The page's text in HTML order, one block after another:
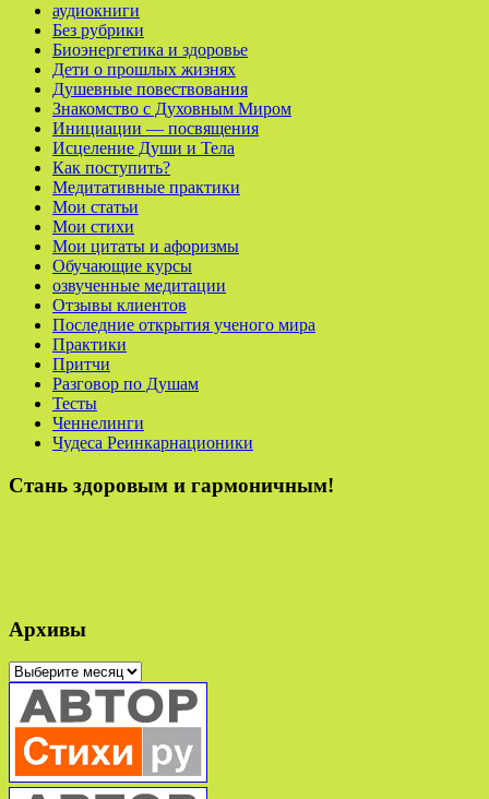
аудиокниги
Без рубрики
Биоэнергетика и здоровье
Дети о прошлых жизнях
Душевные повествования
Знакомство с Духовным Миром
Инициации — посвящения
Исцеление Души и Тела
Как поступить?
Медитативные практики
Мои статьи
Мои стихи
Мои цитаты и афоризмы
Обучающие курсы
озвученные медитации
Отзывы клиентов
Последние открытия ученого мира
Практики
Притчи
Разговор по Душам
Тесты
Ченнелинги
Чудеса Реинкарнационики
Стань здоровым и гармоничным!
Архивы
Архивы